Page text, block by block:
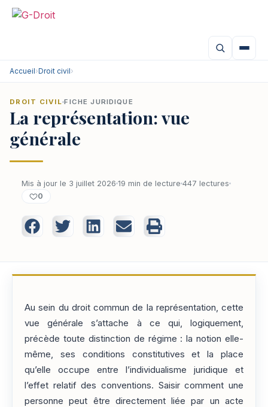
Accueil›Droit civil›
DROIT CIVIL FICHE JURIDIQUE
La représentation: vue
générale
Mis à jour le 3 juillet 2026 19 min de lecture 447 lectures
0
Au sein du droit commun de la représentation, cette
vue générale s’attache à ce qui, logiquement,
précède toute distinction de régime : la notion elle-
même, ses conditions constitutives et la place
qu’elle occupe entre l’individualisme juridique et
l’effet relatif des conventions. Saisir comment une
personne peut être directement liée par un acte